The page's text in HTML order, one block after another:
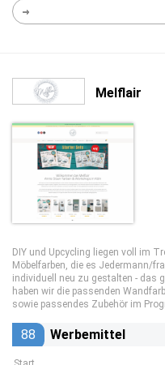
Melflair
DIY und Upcycling liegen voll im
Möbelfarben, die es Jedermann/
individuell neu zu gestalten - das
haben wir die passenden
sowie passendes Zubehör im
88 Werbemittel